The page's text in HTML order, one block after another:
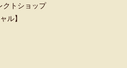
クトショップ
ル】